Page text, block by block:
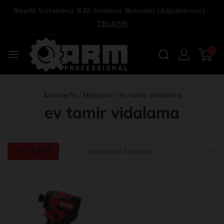
Bayilik Sistemimiz B2B Sitemize Buradan Ulaşabilirsiniz.-
TIKLAYIN
0
Anasayfa / Mağaza / ev tamir vidalama
ev tamir vidalama
FILTRE